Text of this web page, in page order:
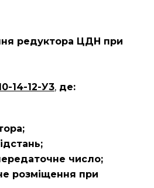
редуктора ЦДН при
14-12-У3, де:
число;
розміщення при